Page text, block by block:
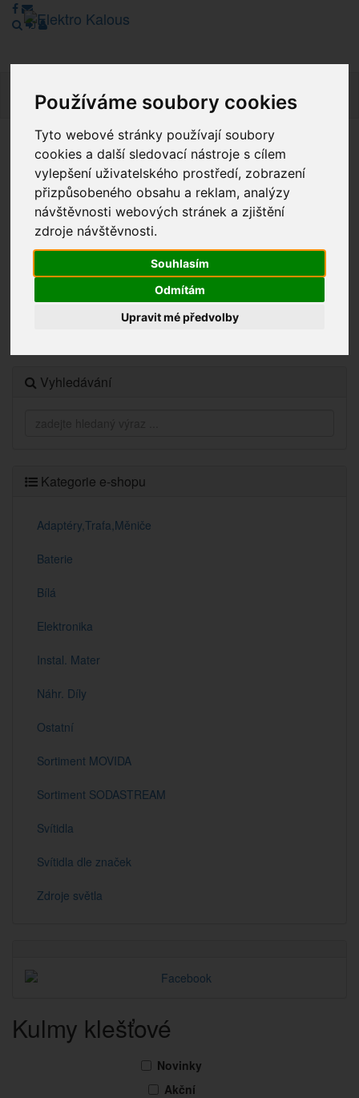
Používáme soubory cookies
Tyto webové stránky používají soubory
cookies a další sledovací nástroje s cílem
vylepšení uživatelského prostředí, zobrazení
přizpůsobeného obsahu a reklam, analýzy
návštěvnosti webových stránek a zjištění
zdroje návštěvnosti.
Souhlasím
Odmítám
Upravit mé předvolby
Vážení zákazníci, v tuto chvíli je Náš internetový obchod v
režimu Katalogu. Objednávky on-line nyní nelze vyřídit.
Děkujeme za pochopení.
Výprodej
Vyhledávání
Kategorie e-shopu
Adaptéry,Trafa,Měniče
Baterie
Bílá
Elektronika
Instal. Mater
Náhr. Díly
Ostatní
Sortiment MOVIDA
Sortiment SODASTREAM
Svítidla
Svítidla dle značek
Zdroje světla
Kulmy klešťové
Novinky
Akční